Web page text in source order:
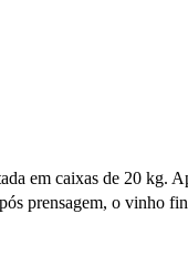
em caixas de 20 kg.
prensagem, o vinho